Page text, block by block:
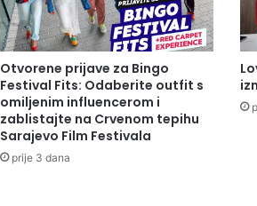
Otvorene prijave za Bingo
Festival Fits: Odaberite outfit s
omiljenim influencerom i
zablistajte na Crvenom tepihu
Sarajevo Film Festivala
prije 3 dana